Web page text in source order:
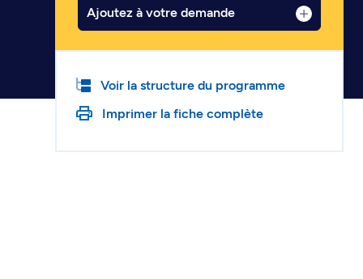
Ajoutez à votre demande
Voir la structure du programme
Imprimer la fiche complète